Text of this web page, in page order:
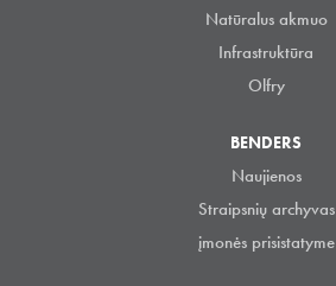
Natūralus akmuo
Infrastruktūra
Olfry
BENDERS
Naujienos
Straipsnių archyvas
įmonės prisistatyme